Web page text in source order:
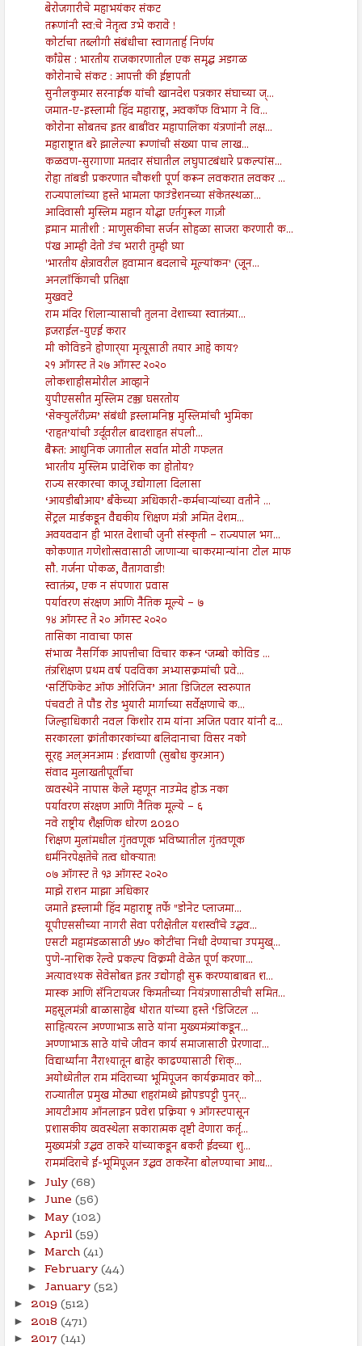
बेरोजगारीचे महाभयंकर संकट
तरूणांनी स्व:चे नेतृत्व उभे करावे !
कोर्टाचा तब्लीगी संबंधीचा स्वागतार्ह निर्णय
काँग्रेस : भारतीय राजकारणातील एक समृद्ध अडगळ
कोरोनाचे संकट : आपत्ती की ईष्टापती
सुनीलकुमार सरनाईक यांची खानदेश पत्रकार संघाच्या ज्...
जमात-ए-इस्लामी हिंद महाराष्ट्र, अवकाॅफ विभाग ने वि...
कोरोना सोबतच इतर बाबींवर महापालिका यंत्रणांनी लक्ष...
महाराष्ट्रात बरे झालेल्या रूग्णांची संख्या पाच लाख...
कळवण-सुरगाणा मतदार संघातील लघुपाटबंधारे प्रकल्पांस...
रोहा तांबडी प्रकरणात चौकशी पूर्ण करून लवकरात लवकर ...
राज्यपालांच्या हस्ते भामला फाउंडेशनच्या संकेतस्थळा...
आदिवासी मुस्लिम महान योद्धा एर्तगुरूल गाज़ी
इमान मातीशी : माणुसकीचा सर्जन सोहळा साजरा करणारी क...
पंख आम्ही देतो उंच भरारी तुम्ही घ्या
'भारतीय क्षेत्रावरील हवामान बदलाचे मूल्यांकन' (जून...
अनलॉकिंगची प्रतिक्षा
मुखवटे
राम मंदिर शिलान्यासाची तुलना देशाच्या स्वातंत्र्या...
इजराईल-युएई करार
मी कोविडने होणार्‍या मृत्यूसाठी तयार आहे काय?
२१ ऑगस्ट ते २७ ऑगस्ट २०२०
लोकशाहीसमोरील आव्हाने
युपीएससीत मुस्लिम टक्का घसरतोय
‘सेक्युलॅरीज़्म’ संबंधी इस्लामनिष्ठ मुस्लिमांची भुमिका
‘राहत’यांची उर्दूवरील बादशाहत संपली...
बैरूत: आधुनिक जगातील सर्वात मोठी गफलत
भारतीय मुस्लिम प्रादेशिक का होतोय?
राज्य सरकारचा काजू उद्योगाला दिलासा
‘आयडीबीआय’ बँकेच्या अधिकारी-कर्मचाऱ्यांच्या वतीने ...
सेंट्रल मार्डकडून वैद्यकीय शिक्षण मंत्री अमित देशम...
अवयवदान ही भारत देशाची जुनी संस्कृती – राज्यपाल भग...
कोकणात गणेशोत्सवासाठी जाणाऱ्या चाकरमान्यांना टोल माफ
सौ. गर्जना पोकळ, वैतागवाडी!
स्वातंत्र्य, एक न संपणारा प्रवास
पर्यावरण संरक्षण आणि नैतिक मूल्ये – ७
१४ ऑगस्ट ते २० ऑगस्ट २०२०
तासिका नावाचा फास
संभाव्य नैसर्गिक आपत्तीचा विचार करून ‘जम्बो कोविड ...
तंत्रशिक्षण प्रथम वर्ष पदविका अभ्यासक्रमांची प्रवे...
‘सर्टिफिकेट ऑफ ओरिजिन’ आता डिजिटल स्वरुपात
पंचवटी ते पौड रोड भुयारी मार्गाच्या सर्वेक्षणाचे क...
जिल्हाधिकारी नवल किशोर राम यांना अजित पवार यांनी द...
सरकारला क्रांतीकारकांच्या बलिदानाचा विसर नको
सूरह अल्अनआम : ईशवाणी (सुबोध कुरआन)
संवाद मुलाखतीपूर्वीचा
व्यवस्थेने नापास केले म्हणून नाउमेद होऊ नका
पर्यावरण संरक्षण आणि नैतिक मूल्ये – ६
नवे राष्ट्रीय शैक्षणिक धोरण 2020
शिक्षण मुलांमधील गुंतवणूक भविष्यातील गुंतवणूक
धर्मनिरपेक्षतेचे तत्व धोक्यात!
०७ ऑगस्ट ते १३ ऑगस्ट २०२०
माझे राशन माझा अधिकार
जमाते इस्लामी हिंद महाराष्ट्र तर्फे "डोनेट प्लाजमा...
यूपीएससीच्या नागरी सेवा परीक्षेतील यशस्वींचे उद्धव...
एसटी महामंडळासाठी ५५० कोटींचा निधी देण्याचा उपमुख्...
पुणे-नाशिक रेल्वे प्रकल्प विक्रमी वेळेत पूर्ण करणा...
अत्यावश्यक सेवेसोबत इतर उद्योगही सुरू करण्याबाबत श...
मास्क आणि सॅनिटायजर किमतीच्या नियंत्रणासाठीची समित...
महसूलमंत्री बाळासाहेब थोरात यांच्या हस्ते ‘डिजिटल ...
साहित्यरत्न अण्णाभाऊ साठे यांना मुख्यमंत्र्यांकडून...
अण्णाभाऊ साठे यांचे जीवन कार्य समाजासाठी प्रेरणादा...
विद्यार्थ्यांना नैराश्यातून बाहेर काढण्यासाठी शिक्...
अयोध्येतील राम मंदिराच्या भूमिपूजन कार्यक्रमावर को...
राज्यातील प्रमुख मोठ्या शहरांमध्ये झोपडपट्टी पुनर्...
आयटीआय ऑनलाइन प्रवेश प्रक्रिया १ ऑगस्टपासून
प्रशासकीय व्यवस्थेला सकारात्मक दृष्टी देणारा कर्तृ...
मुख्यमंत्री उद्धव ठाकरे यांच्याकडून बकरी ईदच्या शु...
राममंदिराचे ई-भूमिपूजन उद्धव ठाकरेंना बोलण्याचा आध...
► July(68)
► June (56)
► May(102)
► April(59)
► March(41)
► February(44)
► January(52)
► 2019 (512)
► 2018 (471)
► 2017 (141)